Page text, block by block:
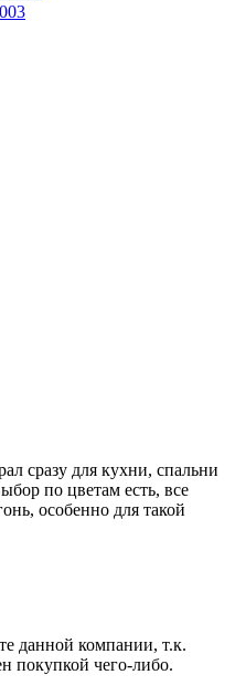
сразу для кухни, спальни
по цветам есть, все
особенно для такой
данной компании, т.к.
покупкой чего-либо.